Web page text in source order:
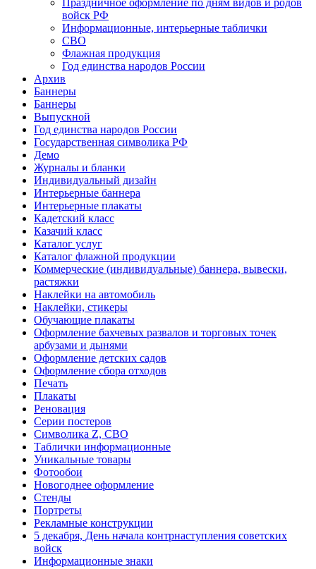
пожилых людей
5 октября, День учителя
19 октября, День Отца
25 октября, День Таможенника
Российской Федерации
28 октября, День Бабушек и Дедушек
Хэллоуин
4 ноября, День народного единства
7 ноября, День проведения военного
парада на Красной площади
7 ноября, День Октябрьской
революции
10 ноября, День сотрудника органов
внутренних дел РФ
13 ноября, День Войск РХБЗ
19 ноября, День Ракетных Войск и
Артиллерии
День матери (последнее воскресенье
ноября)
5 декабря, День начала
контрнаступления советских войск
9 декабря, Международный день
борьбы с коррупцией
9 декабря, День Героев Отечества
12 декабря, День конституции РФ
20 декабря, День работника органов
безопасности
Новогоднее оформление
Рождество Христово
19 января, Крещение Господне
22 января, День дедушки
Праздничное оформление по дням видов и родов
войск РФ
Информационные, интерьерные таблички
СВО
Флажная продукция
Год единства народов России
Архив
Баннеры
Баннеры
Выпускной
Год единства народов России
Государственная символика РФ
Демо
Журналы и бланки
Индивидуальный дизайн
Интерьерные баннера
Интерьерные плакаты
Кадетский класс
Казачий класс
Каталог услуг
Каталог флажной продукции
Коммерческие (индивидуальные) баннера, вывески,
растяжки
Наклейки на автомобиль
Наклейки, стикеры
Обучающие плакаты
Оформление бахчевых развалов и торговых точек
арбузами и дынями
Оформление детских садов
Оформление сбора отходов
Печать
Плакаты
Реновация
Серии постеров
Символика Z, СВО
Таблички информационные
Уникальные товары
Фотообои
Новогоднее оформление
Стенды
Портреты
Рекламные конструкции
5 декабря, День начала контрнаступления советских
войск
Информационные знаки